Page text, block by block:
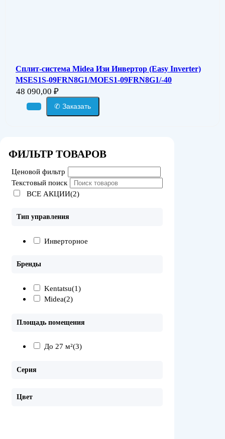
Сплит-система Midea Изи Инвертор (Easy Inverter)
MSES1S-09FRN8G1/MOES1-09FRN8G1/-40
48 090,00 ₽
✆ Заказать
ФИЛЬТР ТОВАРОВ
Ценовой фильтр
Текстовый поиск
ВСЕ АКЦИИ(2)
Тип управления
Инверторное
Бренды
Kentatsu(1)
Midea(2)
Площадь помещения
До 27 м²(3)
Серия
Цвет